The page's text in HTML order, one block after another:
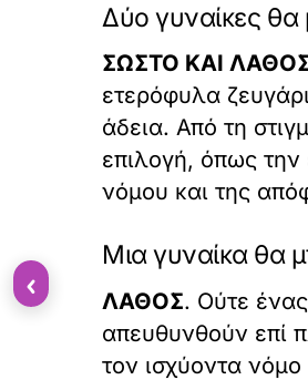
Δύο γυναίκες
ΣΩΣΤΟ ΚΑΙ
ετερόφυλα
άδεια. Από τη
επιλογή, όπως την
νόμου και της
Μια γυναίκα θα
ΛΑΘΟΣ. Ούτε
απευθυνθούν επί
τον ισχύοντα
‹